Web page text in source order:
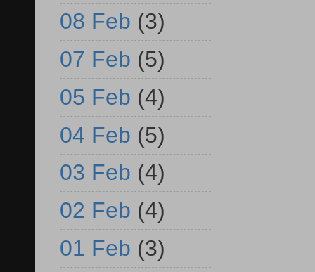
08 Feb (3)
07 Feb (5)
05 Feb (4)
04 Feb (5)
03 Feb (4)
02 Feb (4)
01 Feb (3)